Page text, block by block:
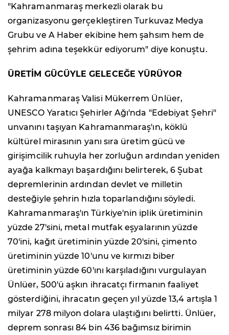
"Kahramanmaraş merkezli olarak bu
organizasyonu gerçekleştiren Turkuvaz Medya
Grubu ve A Haber ekibine hem şahsım hem de
şehrim adına teşekkür ediyorum" diye konuştu.
ÜRETİM GÜCÜYLE GELECEĞE YÜRÜYOR
Kahramanmaraş Valisi Mükerrem Ünlüer,
UNESCO Yaratıcı Şehirler Ağı'nda "Edebiyat Şehri"
unvanını taşıyan Kahramanmaraş'ın, köklü
kültürel mirasının yanı sıra üretim gücü ve
girişimcilik ruhuyla her zorluğun ardından yeniden
ayağa kalkmayı başardığını belirterek, 6 Şubat
depremlerinin ardından devlet ve milletin
desteğiyle şehrin hızla toparlandığını söyledi.
Kahramanmaraş'ın Türkiye'nin iplik üretiminin
yüzde 27'sini, metal mutfak eşyalarının yüzde
70'ini, kağıt üretiminin yüzde 20'sini, çimento
üretiminin yüzde 10'unu ve kırmızı biber
üretiminin yüzde 60'ını karşıladığını vurgulayan
Ünlüer, 500'ü aşkın ihracatçı firmanın faaliyet
gösterdiğini, ihracatın geçen yıl yüzde 13,4 artışla 1
milyar 278 milyon dolara ulaştığını belirtti. Ünlüer,
deprem sonrası 84 bin 436 bağımsız birimin